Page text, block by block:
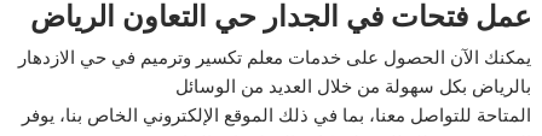
عمل فتحات في الجدار حي التعاون الرياض
يمكنك الآن الحصول على خدمات معلم تكسير وترميم في حي الازدهار
بالرياض بكل سهولة من خلال العديد من الوسائل
المتاحة للتواصل معنا، بما في ذلك الموقع الإلكتروني الخاص بنا، يوفر